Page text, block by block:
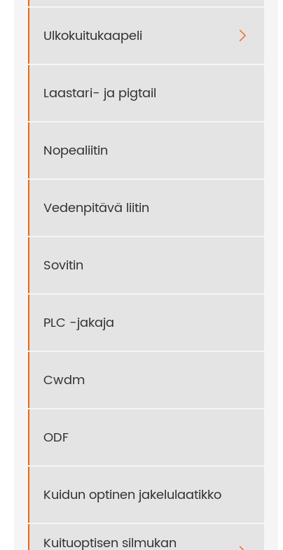
Ulkokuitukaapeli 
Laastari- ja pigtail
Nopealiitin
Vedenpitävä liitin
Sovitin
PLC -jakaja
Cwdm
ODF
Kuidun optinen jakelulaatikko
Kuituoptisen silmukan